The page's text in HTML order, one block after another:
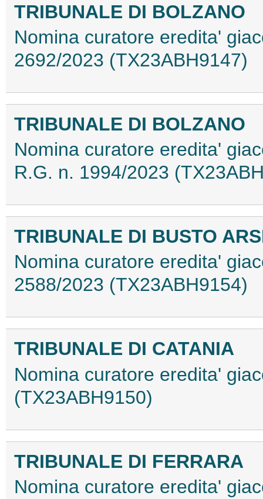
TRIBUNALE DI BOLZANO
Nomina curatore eredita'
2692/2023 (TX23ABH9147)
TRIBUNALE DI BOLZANO
Nomina curatore eredita'
R.G. n. 1994/2023
TRIBUNALE DI BUSTO
Nomina curatore eredita'
2588/2023 (TX23ABH9154)
TRIBUNALE DI CATANIA
Nomina curatore eredita'
(TX23ABH9150)
TRIBUNALE DI FERRARA
Nomina curatore eredita'